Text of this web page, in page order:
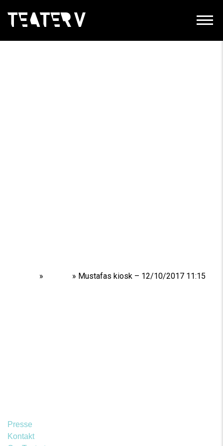
» » Mustafas kiosk – 12/10/2017 11:15
Presse
Kontakt